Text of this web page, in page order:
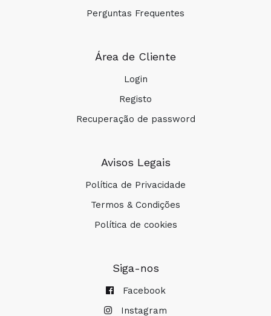
COMPRAR
Perguntas Frequentes
Área de Cliente
Login
Registo
Recuperação de password
Avisos Legais
Política de Privacidade
Termos & Condições
Política de cookies
Siga-nos
Facebook
Instagram